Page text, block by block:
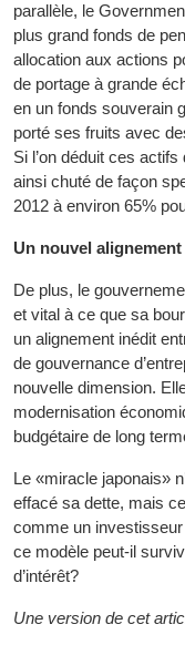
parallèle, le
plus grand fonds de
allocation aux actions
de portage à grande
en un fonds souverain
porté ses fruits avec
Si l’on déduit ces
ainsi chuté de façon
2012 à environ 65%
Un nouvel
De plus, le
et vital à ce que sa
un alignement inédit
de gouvernance
nouvelle dimension.
modernisation
budgétaire de long
Le «miracle japonais»
effacé sa dette, mais
comme un
ce modèle peut-il
d’intérêt?
Une version de cet